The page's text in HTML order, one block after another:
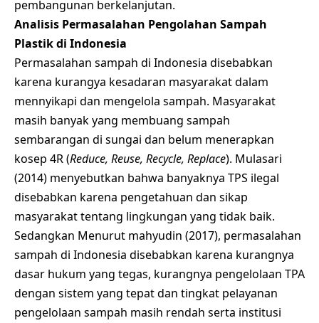
pembangunan berkelanjutan.
Analisis Permasalahan Pengolahan Sampah
Plastik di Indonesia
Permasalahan sampah di Indonesia disebabkan
karena kurangya kesadaran masyarakat dalam
mennyikapi dan mengelola sampah. Masyarakat
masih banyak yang membuang sampah
sembarangan di sungai dan belum menerapkan
kosep 4R (Reduce, Reuse, Recycle, Replace). Mulasari
(2014) menyebutkan bahwa banyaknya TPS ilegal
disebabkan karena pengetahuan dan sikap
masyarakat tentang lingkungan yang tidak baik.
Sedangkan Menurut mahyudin (2017), permasalahan
sampah di Indonesia disebabkan karena kurangnya
dasar hukum yang tegas, kurangnya pengelolaan TPA
dengan sistem yang tepat dan tingkat pelayanan
pengelolaan sampah masih rendah serta institusi